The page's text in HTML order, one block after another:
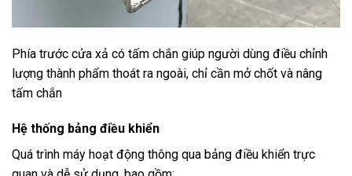
Phía trước cửa xả có tấm chắn giúp người dùng điều chỉnh
lượng thành phẩm thoát ra ngoài, chỉ cần mở chốt và nâng
tấm chắn
Hệ thống bảng điều khiển
Quá trình máy hoạt động thông qua bảng điều khiển trực